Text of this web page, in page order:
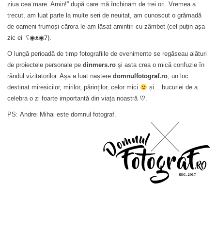
ziua cea mare. Amin!” după care mă închinam de trei ori. Vremea a
trecut, am luat parte la multe seri de neuitat, am cunoscut o grămadă
de oameni frumoși cărora le-am lăsat amintiri cu zâmbet (cel puțin așa
zic ei ʢ◉ᴥ◉ʡ).
O lungă perioadă de timp fotografiile de evenimente se regăseau alături
de proiectele personale pe dinmers.ro și asta crea o mică confuzie în
rândul vizitatorilor. Așa a luat naștere domnulfotograf.ro, un loc
destinat miresicilor, mirilor, părinților, celor mici
și... bucuriei de a
celebra o zi foarte importantă din viața noastră ♡.
PS: Andrei Mihai este domnul fotograf.